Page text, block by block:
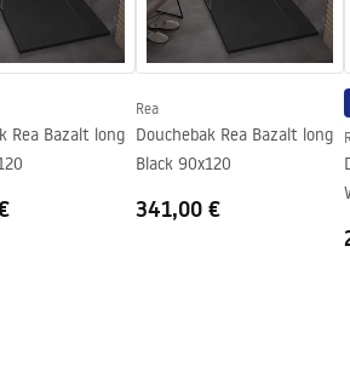
Rea Bazalt long
Rea
Douchebak Rea Bazalt long
Black 90x120
341,00 €